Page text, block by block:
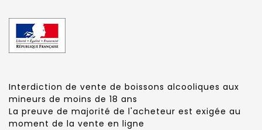
Interdiction de vente de boissons alcooliques aux
mineurs de moins de 18 ans
La preuve de majorité de l'acheteur est exigée au
moment de la vente en ligne